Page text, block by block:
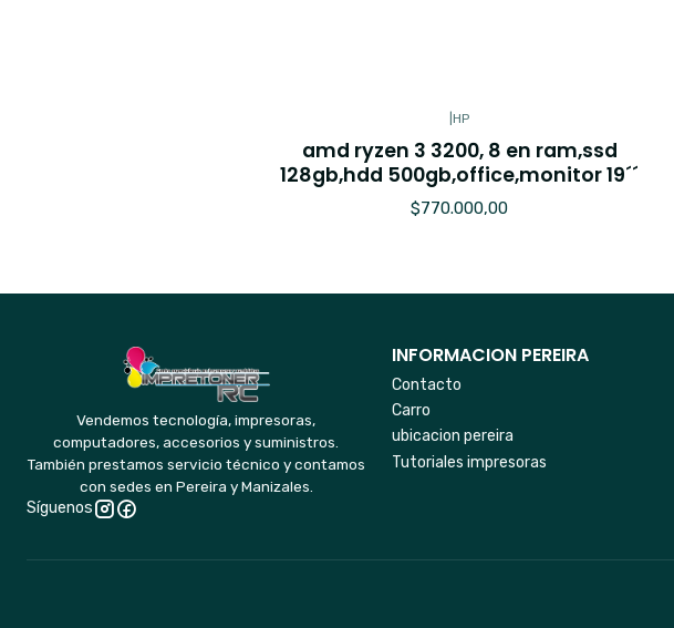
|HP
amd ryzen 3 3200, 8 en ram,ssd
128gb,hdd 500gb,office,monitor 19´´
$770.000,00
Vendemos tecnología, impresoras,
computadores, accesorios y suministros.
También prestamos servicio técnico y contamos
con sedes en Pereira y Manizales.
Síguenos
INFORMACION PEREIRA
Contacto
Carro
ubicacion pereira
Tutoriales impresoras